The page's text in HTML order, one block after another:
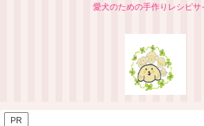
愛犬のための手作りレシピサ
PR